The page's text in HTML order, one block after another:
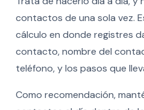
contactos de una sola vez.
cálculo en donde registres
contacto, nombre del
teléfono, y los pasos que
Como recomendación,